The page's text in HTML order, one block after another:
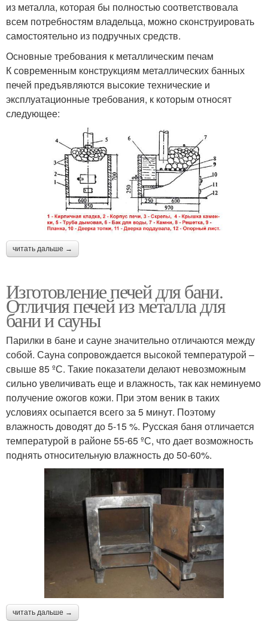
из металла, которая бы полностью соответствовала
всем потребностям владельца, можно сконструировать
самостоятельно из подручных средств.
Основные требования к металлическим печам
К современным конструкциям металлических банных
печей предъявляются высокие технические и
эксплуатационные требования, к которым относят
следующее:
читать дальше →
Изготовление печей для бани.
Отличия печей из металла для
бани и сауны
Парилки в бане и сауне значительно отличаются между
собой. Сауна сопровождается высокой температурой –
свыше 85 ºС. Такие показатели делают невозможным
сильно увеличивать еще и влажность, так как неминуемо
получение ожогов кожи. При этом веник в таких
условиях осыпается всего за 5 минут. Поэтому
влажность доводят до 5-15 %. Русская баня отличается
температурой в районе 55-65 ºС, что дает возможность
поднять относительную влажность до 50-60%.
читать дальше →